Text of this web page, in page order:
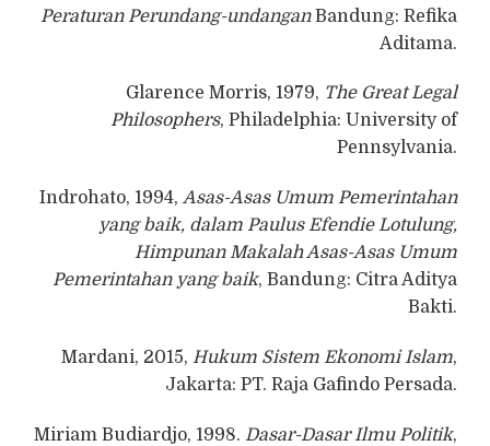
Peraturan Perundang-undanganBandung: Refika
Aditama.
Glarence Morris, 1979, The Great Legal
Philosophers, Philadelphia: University of
Pennsylvania.
Indrohato, 1994, Asas-Asas Umum Pemerintahan
yang baik, dalam Paulus Efendie Lotulung,
Himpunan Makalah Asas-Asas Umum
Pemerintahan yang baik, Bandung: Citra Aditya
Bakti.
Mardani, 2015, Hukum Sistem Ekonomi Islam,
Jakarta: PT. Raja Gafindo Persada.
Miriam Budiardjo, 1998. Dasar-Dasar Ilmu Politik,